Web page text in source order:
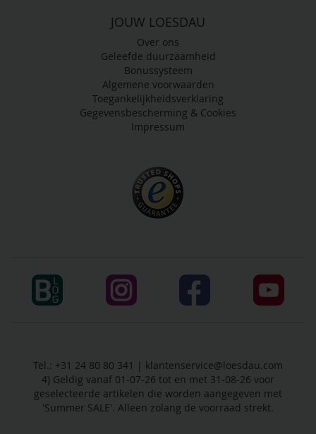
JOUW LOESDAU
Over ons
Geleefde duurzaamheid
Bonussysteem
Algemene voorwaarden
Toegankelijkheidsverklaring
Gegevensbescherming & Cookies
Impressum
Tel.: +31 24 80 80 341 | klantenservice@loesdau.com
4) Geldig vanaf 01-07-26 tot en met 31-08-26 voor
geselecteerde artikelen die worden aangegeven met
'Summer SALE'. Alleen zolang de voorraad strekt.